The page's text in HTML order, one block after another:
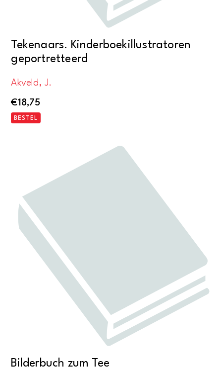
Tekenaars. Kinderboekillustratoren
geportretteerd
Akveld, J.
€18,75
BESTEL
Bilderbuch zum Tee